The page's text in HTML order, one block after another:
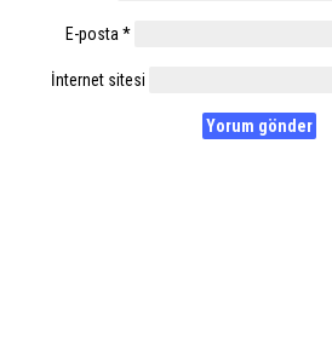
E-posta *
İnternet sitesi